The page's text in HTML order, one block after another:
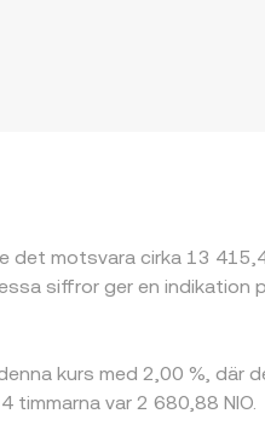
det motsvara cirka 13
siffror ger en indikation
kurs med 2,00 %, där
timmarna var 2 680,88 NIO.